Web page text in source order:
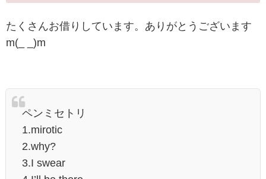
たくさんお借りしています。ありがとうございます
m(_ _)m
ペンミセトリ
1.mirotic
2.why?
3.I swear